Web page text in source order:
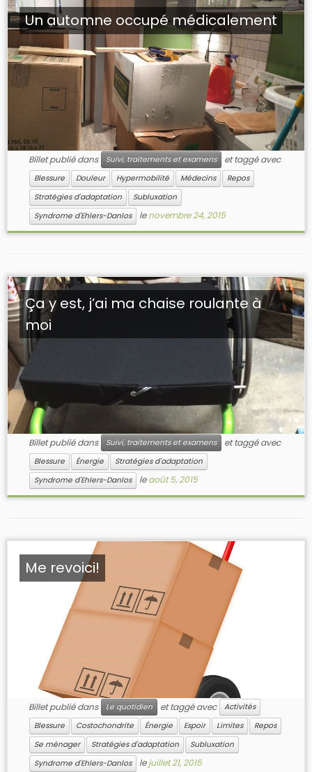
Un automne occupé médicalement
Billet publié dans Suivi, traitements et examens et taggé avec
Blessure Douleur Hypermobilité Médecins
Repos
Stratégies d'adaptation
Subluxation
Syndrome d'Ehlers-Danlos
lenovembre 24, 2015
Ça y est, j’ai ma chaise roulante à
moi
Billet publié dans Suivi, traitements et examens et taggé avec
Blessure Énergie
Stratégies d'adaptation
Syndrome d'Ehlers-Danlos
leaoût 5, 2015
Me revoici!
Billet publié dans Le quotidien et taggé avec
Activités
Blessure
Costochondrite Énergie Espoir Limites
Repos
Se ménager
Stratégies d'adaptation
Subluxation
Syndrome d'Ehlers-Danlos
lejuillet 21, 2015